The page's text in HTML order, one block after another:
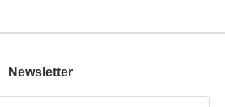
Newsletter